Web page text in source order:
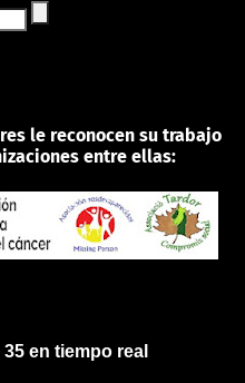
le reconocen su trabajo
entre ellas:
en tiempo real